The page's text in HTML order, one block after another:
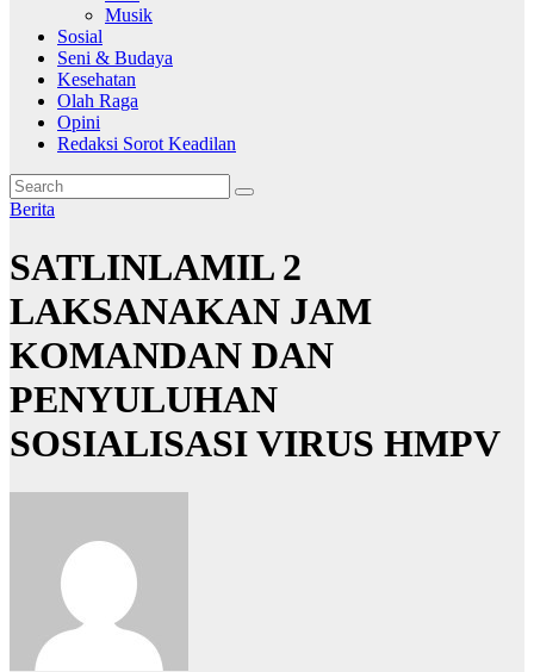
Musik
Sosial
Seni & Budaya
Kesehatan
Olah Raga
Opini
Redaksi Sorot Keadilan
Berita
SATLINLAMIL 2
LAKSANAKAN JAM
KOMANDAN DAN
PENYULUHAN
SOSIALISASI VIRUS HMPV